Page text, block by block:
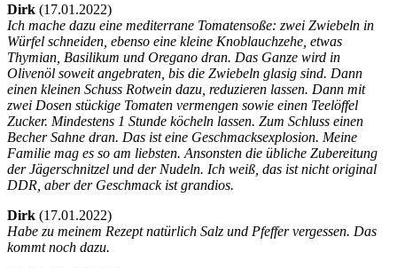
Dirk (17.01.2022)
Ich mache dazu eine mediterrane Tomatensoße: zwei Zwiebeln in
Würfel schneiden, ebenso eine kleine Knoblauchzehe, etwas
Thymian, Basilikum und Oregano dran. Das Ganze wird in
Olivenöl soweit angebraten, bis die Zwiebeln glasig sind. Dann
einen kleinen Schuss Rotwein dazu, reduzieren lassen. Dann mit
zwei Dosen stückige Tomaten vermengen sowie einen Teelöffel
Zucker. Mindestens 1 Stunde köcheln lassen. Zum Schluss einen
Becher Sahne dran. Das ist eine Geschmacksexplosion. Meine
Familie mag es so am liebsten. Ansonsten die übliche Zubereitung
der Jägerschnitzel und der Nudeln. Ich weiß, das ist nicht original
DDR, aber der Geschmack ist grandios.
Dirk (17.01.2022)
Habe zu meinem Rezept natürlich Salz und Pfeffer vergessen. Das
kommt noch dazu.